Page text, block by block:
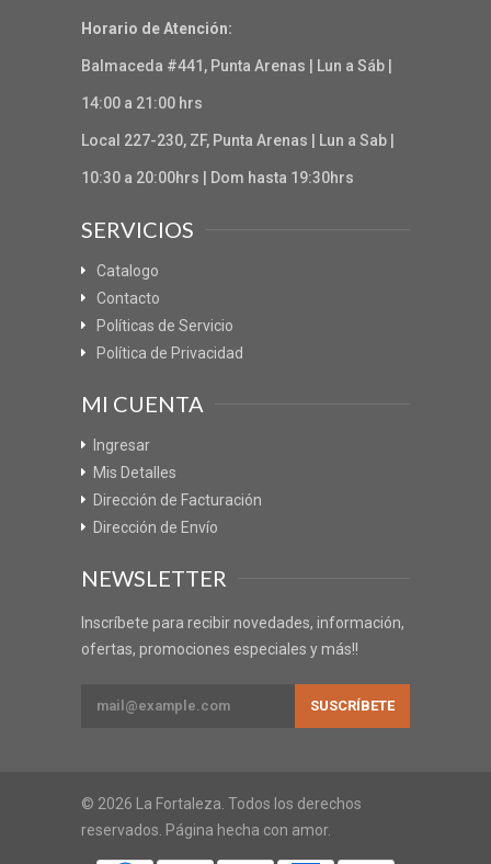
Horario de Atención:
Balmaceda #441, Punta Arenas | Lun a Sáb |
14:00 a 21:00 hrs
Local 227-230, ZF, Punta Arenas | Lun a Sab |
10:30 a 20:00hrs | Dom hasta 19:30hrs
SERVICIOS
Catalogo
Contacto
Políticas de Servicio
Política de Privacidad
MI CUENTA
Ingresar
Mis Detalles
Dirección de Facturación
Dirección de Envío
NEWSLETTER
Inscríbete para recibir novedades, información,
ofertas, promociones especiales y más!!
© 2026 La Fortaleza. Todos los derechos
reservados. Página hecha con amor.